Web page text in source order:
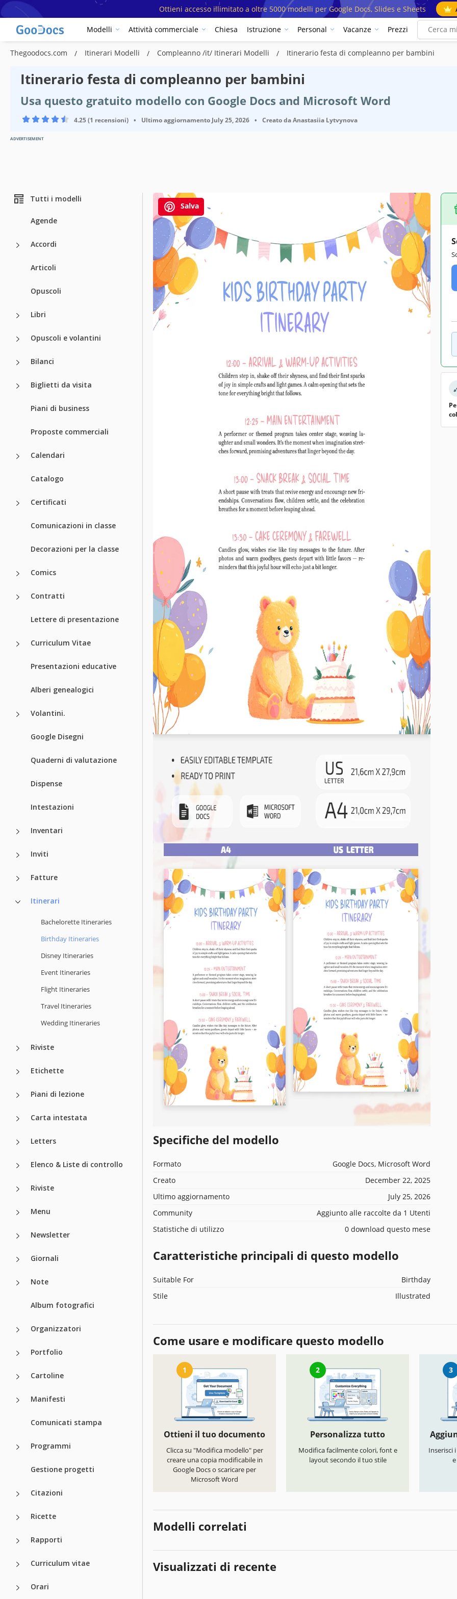
Ottieni accesso illimitato a oltre 5000 modelli per Google Docs, Slides e Sheets
Modelli Attività commerciale Chiesa Istruzione Personal Vacanze Prezzi
Thegoodocs.com Itinerari Modelli Compleanno /it/ Itinerari Modelli Itinerario festa di compleanno per bambini
Itinerario festa di compleanno per bambini
Usa questo gratuito modello con Google Docs and Microsoft Word
4.25 (1 recensioni) • Ultimo aggiornamento July 25, 2026 • Creato daAnastasiia Lytvynova
ADVERTISEMENT
Tutti i modelli
Agende
Accordi
Articoli
Opuscoli
Libri
Opuscoli e volantini
Bilanci
Biglietti da visita
Piani di business
Proposte commerciali
Calendari
Catalogo
Certificati
Comunicazioni in classe
Decorazioni per la classe
Comics
Contratti
Lettere di presentazione
Curriculum Vitae
Presentazioni educative
Alberi genealogici
Volantini.
Google Disegni
Quaderni di valutazione
Dispense
Intestazioni
Inventari
Inviti
Fatture
Itinerari
Bachelorette Itineraries
Birthday Itineraries
Disney Itineraries
Event Itineraries
Flight Itineraries
Travel Itineraries
Wedding Itineraries
Riviste
Etichette
Piani di lezione
Carta intestata
Letters
Elenco & Liste di controllo
Riviste
Menu
Newsletter
Giornali
Note
Album fotografici
Organizzatori
Portfolio
Cartoline
Manifesti
Comunicati stampa
Programmi
Gestione progetti
Citazioni
Ricette
Rapporti
Curriculum vitae
Orari
Salva
Specifiche del modello
Formato
Google Docs, Microsoft Word
Creato
December 22, 2025
Ultimo aggiornamento
July 25, 2026
Community
Aggiunto alle raccolte da 1 Utenti
Statistiche di utilizzo
0 download questo mese
Caratteristiche principali di questo modello
Suitable For
Birthday
Stile
Illustrated
Come usare e modificare questo modello
1
Ottieni il tuo documento
Clicca su "Modifica modello" per
creare una copia modificabile in
Google Docs o scaricare per
Microsoft Word
2
Personalizza tutto
Modifica facilmente colori, font e
layout secondo il tuo stile
3
Inserisci
Modelli correlati
Visualizzati di recente